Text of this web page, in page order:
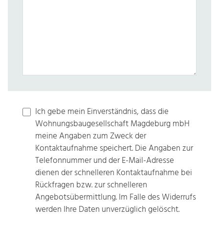
Ich gebe mein Einverständnis, dass die
Wohnungsbaugesellschaft Magdeburg mbH
meine Angaben zum Zweck der
Kontaktaufnahme speichert. Die Angaben zur
Telefonnummer und der E-Mail-Adresse
dienen der schnelleren Kontaktaufnahme bei
Rückfragen bzw. zur schnelleren
Angebotsübermittlung. Im Falle des Widerrufs
werden Ihre Daten unverzüglich gelöscht.